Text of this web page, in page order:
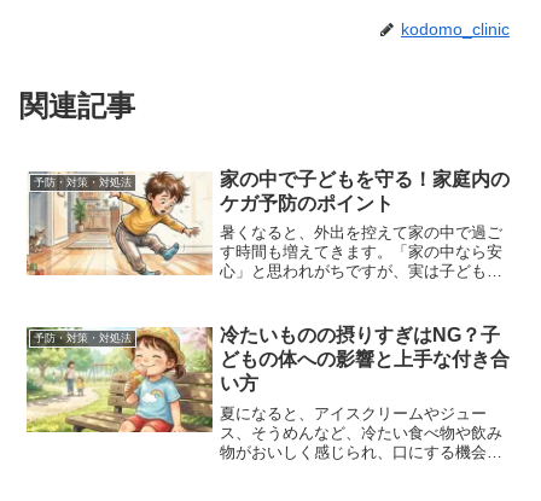
kodomo_clinic
関連記事
予防・対策・対処法
家の中で子どもを守る！家庭内の
ケガ予防のポイント
暑くなると、外出を控えて家の中で過ご
す時間も増えてきます。「家の中なら安
心」と思われがちですが、実は子どもの
策で、大きな事故を防ぐことができま
す。そこで今回は、ご家庭で...
予防・対策・対処法
冷たいものの摂りすぎはNG？子
どもの体への影響と上手な付き合
い方
夏になると、アイスクリームやジュー
ス、そうめんなど、冷たい食べ物や飲み
物がおいしく感じられ、口にする機会も